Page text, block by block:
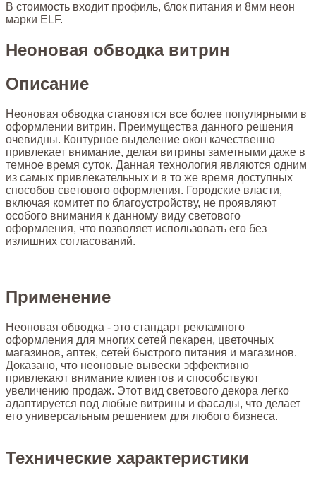
В стоимость входит профиль, блок питания и 8мм неон
марки ELF.
Неоновая обводка витрин
Описание
Неоновая обводка становятся все более популярными в
оформлении витрин. Преимущества данного решения
очевидны. Контурное выделение окон качественно
привлекает внимание, делая витрины заметными даже в
темное время суток. Данная технология являются одним
из самых привлекательных и в то же время доступных
способов светового оформления. Городские власти,
включая комитет по благоустройству, не проявляют
особого внимания к данному виду светового
оформления, что позволяет использовать его без
излишних согласований.
Применение
Неоновая обводка - это стандарт рекламного
оформления для многих сетей пекарен, цветочных
магазинов, аптек, сетей быстрого питания и магазинов.
Доказано, что неоновые вывески эффективно
привлекают внимание клиентов и способствуют
увеличению продаж. Этот вид светового декора легко
адаптируется под любые витрины и фасады, что делает
его универсальным решением для любого бизнеса.
Технические характеристики